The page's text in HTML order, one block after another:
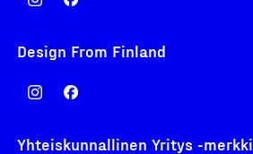
Design From Finland
Yhteiskunnallinen Yritys -merkki